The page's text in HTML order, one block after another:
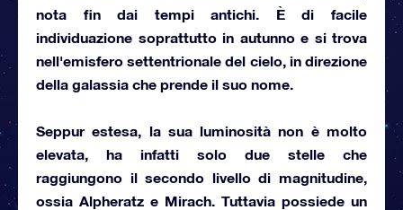
nota fin dai tempi antichi. È di facile
individuazione soprattutto in autunno e si trova
nell'emisfero settentrionale del cielo, in direzione
della galassia che prende il suo nome.
Seppur estesa, la sua luminosità non è molto
elevata, ha infatti solo due stelle che
raggiungono il secondo livello di magnitudine,
ossia Alpheratz e Mirach. Tuttavia possiede un